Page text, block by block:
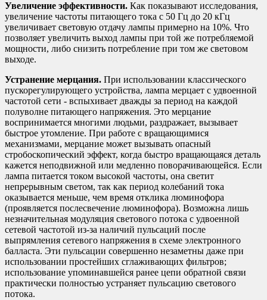
Увеличение эффективности. Как показывают исследования,
увеличение частоты питающего тока с 50 Гц до 20 кГц
увеличивает световую отдачу лампы примерно на 10%. Что
позволяет увеличить выход лампы при той же потребляемой
мощности, либо снизить потребление при том же световом
выходе.
Устранение мерцания. При использовании классического
пускорегулирующего устройства, лампа мерцает с удвоенной
частотой сети - вспыхивает дважды за период на каждой
полуволне питающего напряжения. Это мерцание
воспринимается многими людьми, раздражает, вызывает
быстрое утомление. При работе с вращающимися
механизмами, мерцание может вызывать опасный
стробоскопический эффект, когда быстро вращающаяся деталь
кажется неподвижной или медленно поворачивающейся. Если
лампа питается током высокой частоты, она светит
непрерывным светом, так как период колебаний тока
оказывается меньше, чем время отклика люминофора
(проявляется послесвечение люминофора). Возможна лишь
незначительная модуляция светового потока с удвоенной
сетевой частотой из-за наличий пульсаций после
выпрямления сетевого напряжения в схеме электронного
балласта. Эти пульсации совершенно незаметны даже при
использовании простейших сглаживающих фильтров;
использование упоминавшейся ранее цепи обратной связи
практически полностью устраняет пульсацию светового
потока.